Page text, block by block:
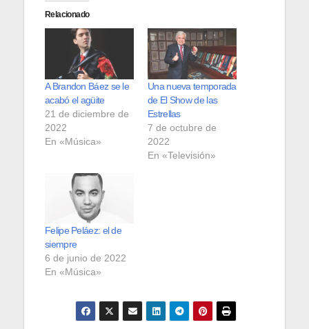
Relacionado
A Brandon Báez se le
acabó el agüite
21 de diciembre de
2022
En «Música»
Una nueva temporada
de El Show de las
Estrellas
7 de octubre de
2022
En «Televisión»
Felipe Peláez: el de
siempre
6 de junio de 2022
En «Música»